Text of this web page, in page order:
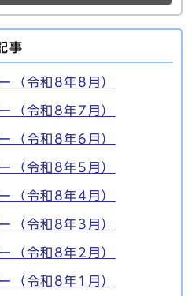
事
（令和8年8月）
（令和8年7月）
（令和8年6月）
（令和8年5月）
（令和8年4月）
（令和8年3月）
（令和8年2月）
（令和8年1月）